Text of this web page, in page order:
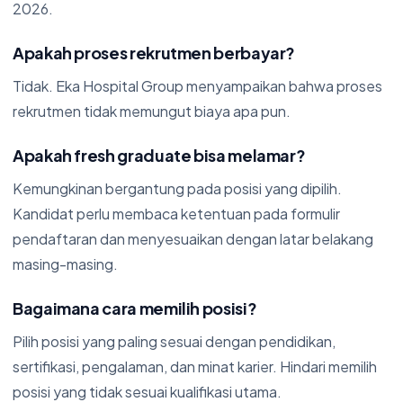
2026.
Apakah proses rekrutmen berbayar?
Tidak. Eka Hospital Group menyampaikan bahwa proses
rekrutmen tidak memungut biaya apa pun.
Apakah fresh graduate bisa melamar?
Kemungkinan bergantung pada posisi yang dipilih.
Kandidat perlu membaca ketentuan pada formulir
pendaftaran dan menyesuaikan dengan latar belakang
masing-masing.
Bagaimana cara memilih posisi?
Pilih posisi yang paling sesuai dengan pendidikan,
sertifikasi, pengalaman, dan minat karier. Hindari memilih
posisi yang tidak sesuai kualifikasi utama.